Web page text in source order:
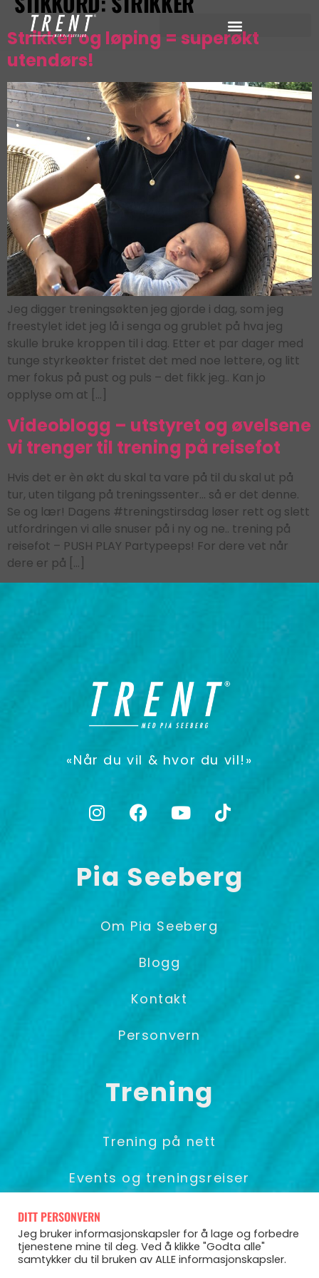
Strikker og løping = superøkt
utendørs!
Jeg digger treningsøkten jeg gjorde i dag, som jeg
freestylet idet jeg lå i senga og grublet på hva jeg
skulle bruke kroppen til i dag. Etter et par dager med
tunge styrkeøkter fristet det med noe lettere, og litt
mer fokus på pust og puls – det fikk jeg.. Kan jo
opplyse om at […]
Videoblogg – utstyret og øvelsene
vi trenger til trening på reisefot
Hvis det er èn økt du skal ta vare på til du skal ut på
tur, uten tilgang på treningssenter… så er det denne.
Se og lær! Dagens #treningstirsdag løser rett og slett
utfordringen vi alle snuser på i ny og ne.. trening på
reisefot – PUSH PLAY Partypeeps! For dere vet når
dere er på […]
«Når du vil & hvor du vil!»
Pia Seeberg
Om Pia Seeberg
Blogg
Kontakt
Personvern
Trening
Trening på nett
Events og treningsreiser
Foredrag & Gruppetrening
DITT PERSONVERN
Jeg bruker informasjonskapsler for å lage og forbedre
tjenestene mine til deg. Ved å klikke "Godta alle"
samtykker du til bruken av ALLE informasjonskapsler.